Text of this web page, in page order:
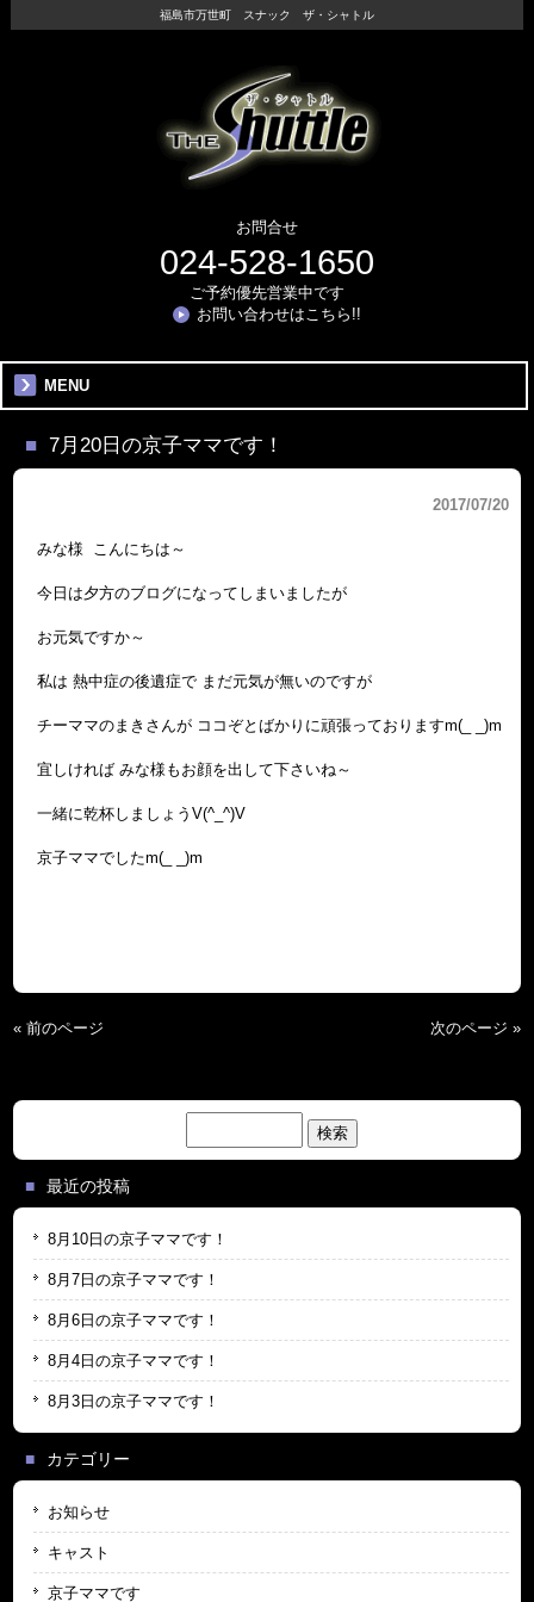
福島市万世町 スナック ザ・シャトル
お問合せ
024-528-1650
ご予約優先営業中です
お問い合わせはこちら!!
MENU
7月20日の京子ママです！
2017/07/20
みな様 こんにちは～
今日は夕方のブログになってしまいましたが
お元気ですか～
私は 熱中症の後遺症で まだ元気が無いのですが
チーママのまきさんが ココぞとばかりに頑張っておりますm(_ _)m
宜しければ みな様もお顔を出して下さいね～
一緒に乾杯しましょうV(^_^)V
京子ママでしたm(_ _)m
« 前のページ 次のページ »
索:
最近の投稿
8月10日の京子ママです！
8月7日の京子ママです！
8月6日の京子ママです！
8月4日の京子ママです！
8月3日の京子ママです！
カテゴリー
お知らせ
キャスト
京子ママです